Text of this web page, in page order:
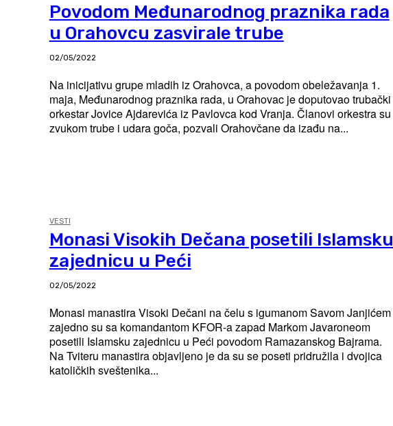
Povodom Međunarodnog praznika rada
u Orahovcu zasvirale trube
02/05/2022
Na inicijativu grupe mladih iz Orahovca, a povodom obeležavanja 1.
maja, Međunarodnog praznika rada, u Orahovac je doputovao trubački
orkestar Jovice Ajdarevića iz Pavlovca kod Vranja. Članovi orkestra su
zvukom trube i udara goča, pozvali Orahovčane da izađu na...
VESTI
Monasi Visokih Dečana posetili Islamsku
zajednicu u Peći
02/05/2022
Monasi manastira Visoki Dečani na čelu s igumanom Savom Janjićem
zajedno su sa komandantom KFOR-a zapad Markom Javaroneom
posetili Islamsku zajednicu u Peći povodom Ramazanskog Bajrama.
Na Tviteru manastira objavljeno je da su se poseti pridružila i dvojica
katoličkih sveštenika...